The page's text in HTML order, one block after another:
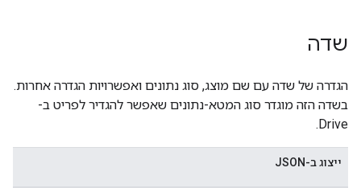
שדה
הגדרה של שדה עם שם מוצג, סוג נתונים ואפשרויות הגדרה אחרות.
בשדה הזה מוגדר סוג המטא-נתונים שאפשר להגדיר לפריט ב-
Drive.
ייצוג ב-JSON